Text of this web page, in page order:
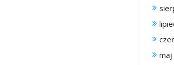
maj